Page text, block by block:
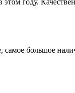
этом году.
большое